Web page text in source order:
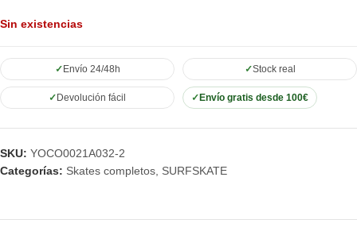
Sin existencias
Envío 24/48h Stock real
Devolución fácil Envío gratis desde 100€
SKU: YOCO0021A032-2
Categorías: Skates completos SURFSKATE